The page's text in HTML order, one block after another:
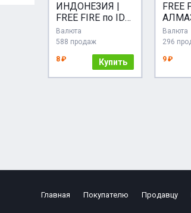
ИНДОНЕЗИЯ |
FREE FIRE по ID
АЛМАЗЫ |
ПОДПИСКА
АВТО 24/7
Валюта
588 продаж
8 ₽ Купить
FREE
ПО ID
Валюта
296
9 ₽
Главная Покупателю Продавцу